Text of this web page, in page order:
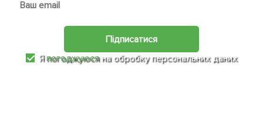
Підписатися
Япогоджуюсяна обробку персональних даних